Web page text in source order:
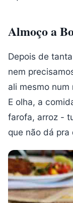
Almoço a
Depois de
nem
ali mesmo
E olha, a
farofa, arroz -
que não dá pra